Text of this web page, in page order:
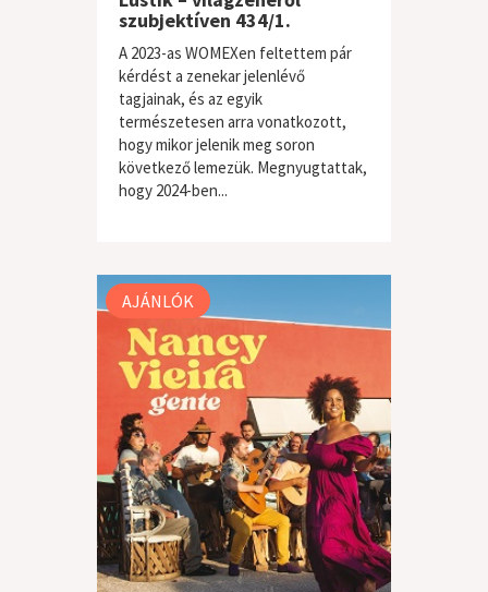
szubjektíven 434/1.
A 2023-as WOMEXen feltettem pár
kérdést a zenekar jelenlévő
tagjainak, és az egyik
természetesen arra vonatkozott,
hogy mikor jelenik meg soron
következő lemezük. Megnyugtattak,
hogy 2024-ben...
világzene / folk
AJÁNLÓK